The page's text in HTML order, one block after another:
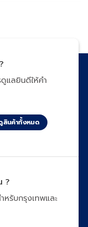
แลยินดีให้คำ
สินค้าทั้งหมด
?
รับกรุงเทพและ